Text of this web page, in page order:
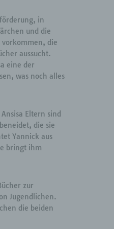
in
und die
vorkommen, die
aussucht.
eine der
was noch alles
Eltern sind
die sie
Yannick aus
bringt ihm
zur
Jugendlichen.
die beiden